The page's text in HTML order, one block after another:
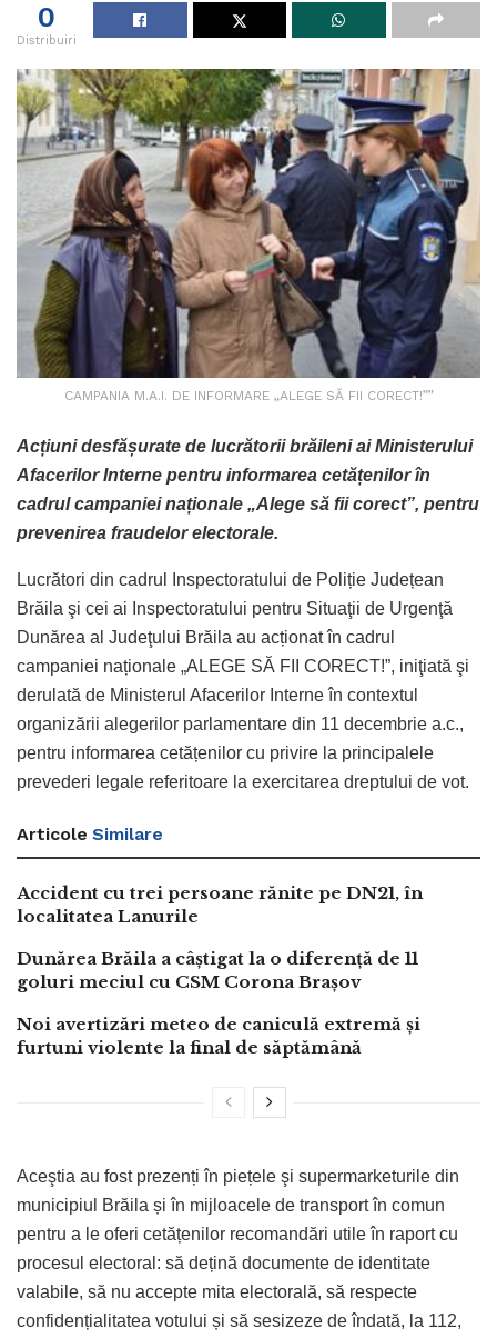
0
Distribuiri
CAMPANIA M.A.I. DE INFORMARE „ALEGE SĂ FII CORECT!””
Acțiuni desfășurate de lucrătorii brăileni ai Ministerului
Afacerilor Interne pentru informarea cetățenilor în
cadrul campaniei naționale „Alege să fii corect”, pentru
prevenirea fraudelor electorale.
Lucrători din cadrul Inspectoratului de Poliție Județean
Brăila şi cei ai Inspectoratului pentru Situaţii de Urgenţă
Dunărea al Judeţului Brăila au acționat în cadrul
campaniei naționale „ALEGE SĂ FII CORECT!”, iniţiată şi
derulată de Ministerul Afacerilor Interne în contextul
organizării alegerilor parlamentare din 11 decembrie a.c.,
pentru informarea cetățenilor cu privire la principalele
prevederi legale referitoare la exercitarea dreptului de vot.
Articole Similare
Accident cu trei persoane rănite pe DN21, în
localitatea Lanurile
Dunărea Brăila a câștigat la o diferență de 11
goluri meciul cu CSM Corona Brașov
Noi avertizări meteo de caniculă extremă și
furtuni violente la final de săptămână
Aceştia au fost prezenți în piețele şi supermarketurile din
municipiul Brăila și în mijloacele de transport în comun
pentru a le oferi cetățenilor recomandări utile în raport cu
procesul electoral: să dețină documente de identitate
valabile, să nu accepte mita electorală, să respecte
confidențialitatea votului și să sesizeze de îndată, la 112,